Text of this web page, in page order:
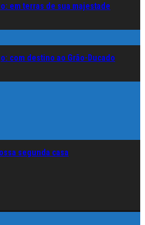
em terras de sua majestade
com destino ao Grão-Ducado
segunda casa